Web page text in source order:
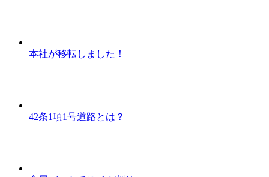
本社が移転しました！
42条1項1号道路とは？